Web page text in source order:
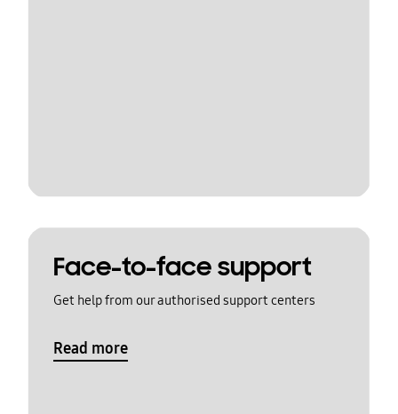
Face-to-face support
Get help from our authorised support centers
Read more